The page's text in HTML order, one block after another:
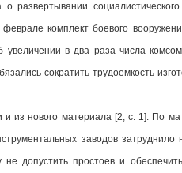
социалистического
комплект боевого
в два раза числа
сократить трудоемкость
и из нового материала [2, c. 1]. По
заводов затруднило
допустить простоев и